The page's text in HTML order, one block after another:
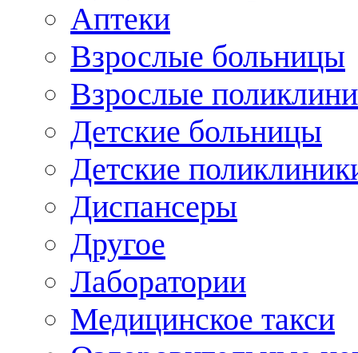
Аптеки
Взрослые больницы
Взрослые
Детские больницы
Детские
Диспансеры
Другое
Лаборатории
Медицинское такси